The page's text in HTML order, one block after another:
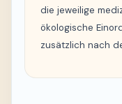
die jeweilige
ökologische
zusätzlich nach